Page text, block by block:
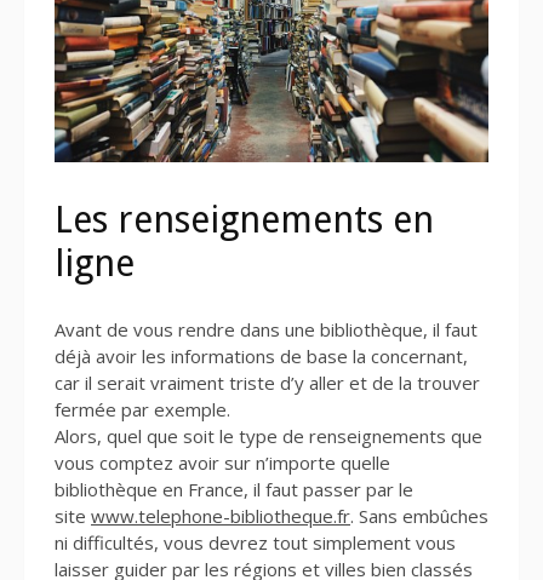
Les renseignements en
ligne
Avant de vous rendre dans une bibliothèque, il faut
déjà avoir les informations de base la concernant,
car il serait vraiment triste d’y aller et de la trouver
fermée par exemple.
Alors, quel que soit le type de renseignements que
vous comptez avoir sur n’importe quelle
bibliothèque en France, il faut passer par le
site www.telephone-bibliotheque.fr. Sans embûches
ni difficultés, vous devrez tout simplement vous
laisser guider par les régions et villes bien classés